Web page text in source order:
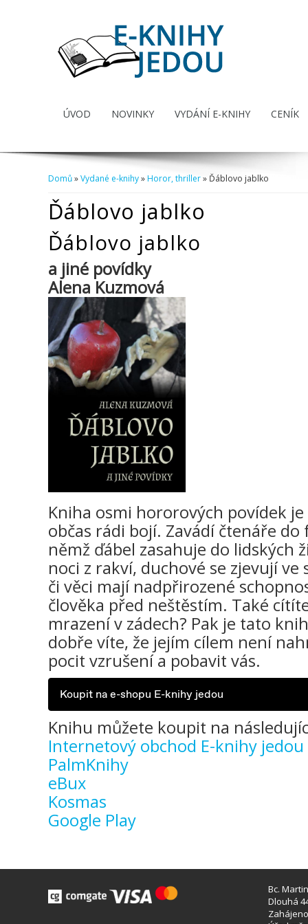
ÚVOD NOVINKY VYDÁNÍ E-KNIHY CENÍK
Domů»Vydané e-knihy»Horor, thriller» Ďáblovo jablko
Ďáblovo jablko
Ďáblovo jablko
a jiné povídky
Alena Kuzmová
Kniha osmi hororových povídek
občas rádi bojí. Zavádí čtenáře
němž ďábel zasahuje do lidských
noci z rakví, duchové se zjevují
či věci mají nadpřirozené
člověka před neštěstím. Také
mrazení v zádech? Pak je tato
dobře víte, že jejím cílem není
pocit vzrušení a pobavit vás.
Koupit na e-shopu E-knihy jedou
Knihu můžete koupit na
Internetový obchod E-knihy jedou
PalmKnihy
eBux
Kosmas
Google Play
Bc.
Dlouhá